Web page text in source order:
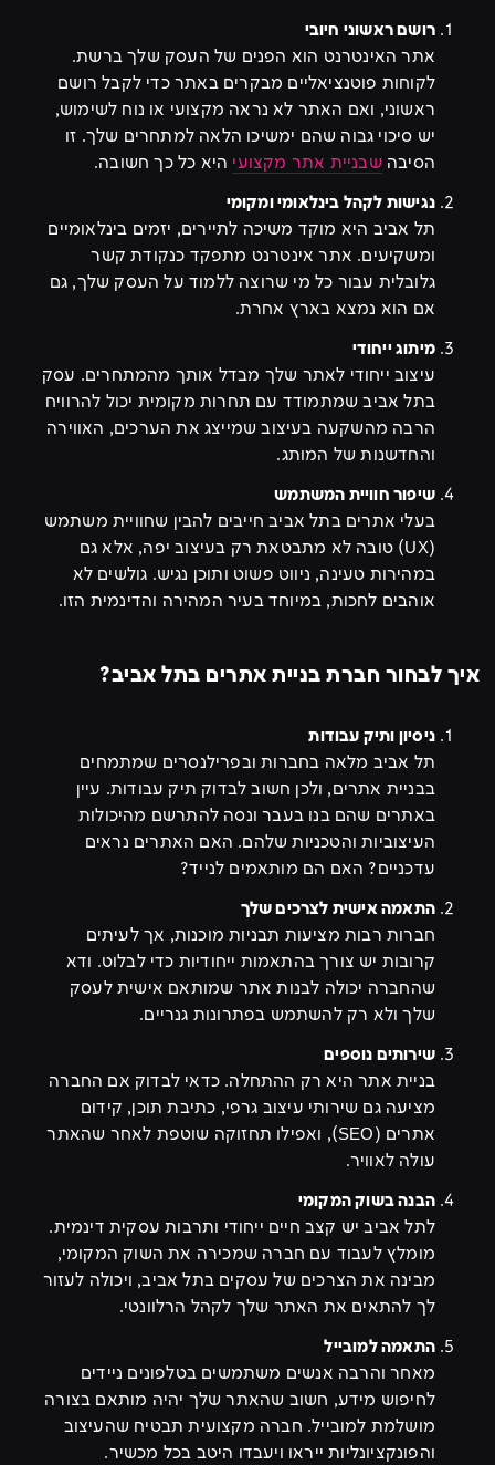
רושם ראשוני חיובי
אתר האינטרנט הוא הפנים של העסק שלך ברשת.
לקוחות פוטנציאליים מבקרים באתר כדי לקבל רושם
ראשוני, ואם האתר לא נראה מקצועי או נוח לשימוש,
יש סיכוי גבוה שהם ימשיכו הלאה למתחרים שלך. זו
הסיבה שבניית אתר מקצועי היא כל כך חשובה.
נגישות לקהל בינלאומי ומקומי
תל אביב היא מוקד משיכה לתיירים, יזמים בינלאומיים
ומשקיעים. אתר אינטרנט מתפקד כנקודת קשר
גלובלית עבור כל מי שרוצה ללמוד על העסק שלך, גם
אם הוא נמצא בארץ אחרת.
מיתוג ייחודי
עיצוב ייחודי לאתר שלך מבדל אותך מהמתחרים. עסק
בתל אביב שמתמודד עם תחרות מקומית יכול להרוויח
הרבה מהשקעה בעיצוב שמייצג את הערכים, האווירה
והחדשנות של המותג.
שיפור חוויית המשתמש
בעלי אתרים בתל אביב חייבים להבין שחוויית משתמש
(UX) טובה לא מתבטאת רק בעיצוב יפה, אלא גם
במהירות טעינה, ניווט פשוט ותוכן נגיש. גולשים לא
אוהבים לחכות, במיוחד בעיר המהירה והדינמית הזו.
איך לבחור חברת בניית אתרים בתל אביב?
ניסיון ותיק עבודות
תל אביב מלאה בחברות ובפרילנסרים שמתמחים
בבניית אתרים, ולכן חשוב לבדוק תיק עבודות. עיין
באתרים שהם בנו בעבר ונסה להתרשם מהיכולות
העיצוביות והטכניות שלהם. האם האתרים נראים
עדכניים? האם הם מותאמים לנייד?
התאמה אישית לצרכים שלך
חברות רבות מציעות תבניות מוכנות, אך לעיתים
קרובות יש צורך בהתאמות ייחודיות כדי לבלוט. ודא
שהחברה יכולה לבנות אתר שמותאם אישית לעסק
שלך ולא רק להשתמש בפתרונות גנריים.
שירותים נוספים
בניית אתר היא רק ההתחלה. כדאי לבדוק אם החברה
מציעה גם שירותי עיצוב גרפי, כתיבת תוכן, קידום
אתרים (SEO), ואפילו תחזוקה שוטפת לאחר שהאתר
עולה לאוויר.
הבנה בשוק המקומי
לתל אביב יש קצב חיים ייחודי ותרבות עסקית דינמית.
מומלץ לעבוד עם חברה שמכירה את השוק המקומי,
מבינה את הצרכים של עסקים בתל אביב, ויכולה לעזור
לך להתאים את האתר שלך לקהל הרלוונטי.
התאמה למובייל
מאחר והרבה אנשים משתמשים בטלפונים ניידים
לחיפוש מידע, חשוב שהאתר שלך יהיה מותאם בצורה
מושלמת למובייל. חברה מקצועית תבטיח שהעיצוב
והפונקציונליות ייראו ויעבדו היטב בכל מכשיר.